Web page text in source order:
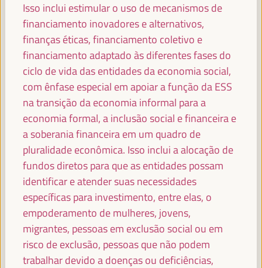
HAOLIANG XU
Subsecretário-Geral, Administrador Associado -
Programa das Nações Unidas para o Desenvolvimento
(PNUD)
JAN VAN ZANEN
Presidente da CGLU e Prefeito de Haia - Cidades e
Governos Locais Unidos (CGLU)
TERESA RIBERA (VIDEO MESSAGE)
Vice-presidente executivo para uma transição limpa,
justa e competitiva - Comissão Europeia
Isso inclui estimular o uso de mecanismos de
financiamento inovadores e alternativos,
finanças éticas, financiamento coletivo e
financiamento adaptado às diferentes fases do
ciclo de vida das entidades da economia social,
com ênfase especial em apoiar a função da ESS
na transição da economia informal para a
economia formal, a inclusão social e financeira e
a soberania financeira em um quadro de
pluralidade econômica. Isso inclui a alocação de
fundos diretos para que as entidades possam
identificar e atender suas necessidades
específicas para investimento, entre elas, o
empoderamento de mulheres, jovens,
migrantes, pessoas em exclusão social ou em
risco de exclusão, pessoas que não podem
trabalhar devido a doenças ou deficiências,